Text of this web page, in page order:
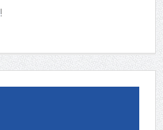
!